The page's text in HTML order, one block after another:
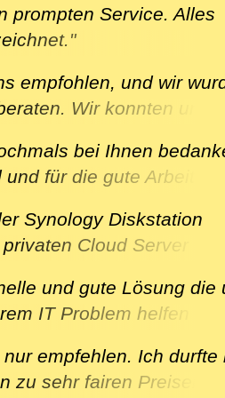
weitere
bei horn-data!"
prompten Service. Alles
empfohlen, und wir
Wir konnten
statt, was wir als
und wir haben für
Ansprech-
bei Ihnen
für die gute Arbeit."
Synology Diskstation
Cloud Server
Haushalt und als
Geräte (2x
lokaler Synology
und gute Lösung die
IT Problem helfen
bei horn-data
ist zu erwähnen wie
empfehlen. Ich durfte
zu sehr fairen Preisen.